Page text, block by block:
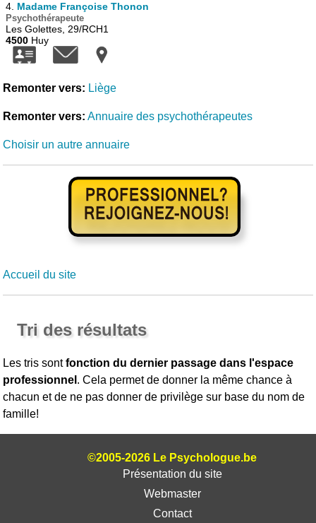
4. Madame Françoise Thonon
Psychothérapeute
Les Golettes, 29/RCH1
4500 Huy
Remonter vers: Liège
Remonter vers: Annuaire des psychothérapeutes
Choisir un autre annuaire
Accueil du site
Tri des résultats
Les tris sontfonction du dernier passage dans l'espace
professionnel . Cela permet de donner la même chance à
chacun et de ne pas donner de privilège sur base du nom de
famille!
©2005-2026 Le Psychologue.be
Présentation du site
Webmaster
Contact